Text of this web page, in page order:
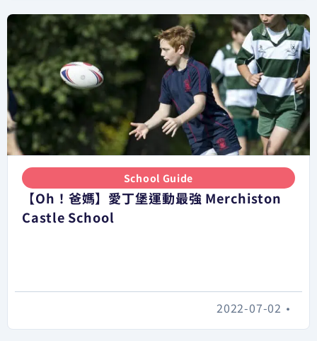
School Guide
【Oh！爸媽】愛丁堡運動最強 Merchiston
Castle School
•
2022-07-02